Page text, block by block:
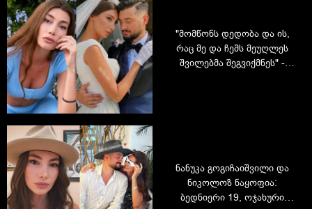
"მომწონს დედობა და ის,
რაც მე და ჩემს მეუღლეს
შვილებმა შეგვიქმნეს" -
ნანუკა გოგიჩაიშვილი და
ნიკოლოზ ნაყოფია:
ბედნიერი 19, ოჯახური